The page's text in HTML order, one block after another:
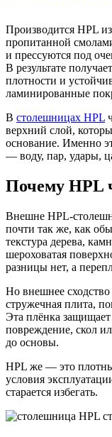
Производится HPL
пропитанной
и прессуются под
В результате
плотности и
ламинированные
В столешницах HPL
верхний слой,
основание. Именно
— воду, пар, удары,
Почему HPL
Внешне HPL-
почти так же, как
текстура дерева,
шероховатая
разницы нет, а
Но внешнее
стружечная плита,
Эта плёнка
повреждение, скол
до основы.
HPL же — это
условия
старается избегать.